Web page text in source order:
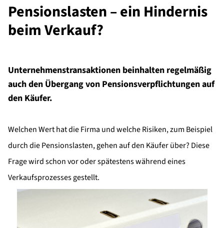
Pensionslasten – ein Hindernis
beim Verkauf?
Unternehmenstransaktionen beinhalten regelmäßig
auch den Übergang von Pensionsverpflichtungen auf
den Käufer.
Welchen Wert hat die Firma und welche Risiken, zum Beispiel
durch die Pensionslasten, gehen auf den Käufer über? Diese
Frage wird schon vor oder spätestens während eines
Verkaufsprozesses gestellt.